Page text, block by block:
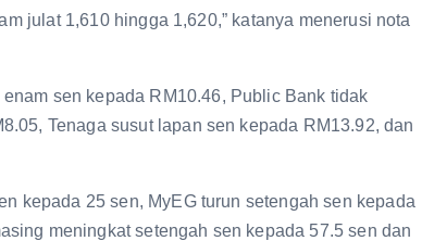
julat 1,610 hingga 1,620,” katanya menerusi nota
sen kepada RM10.46, Public Bank tidak
Tenaga susut lapan sen kepada RM13.92, dan
kepada 25 sen, MyEG turun setengah sen kepada
meningkat setengah sen kepada 57.5 sen dan